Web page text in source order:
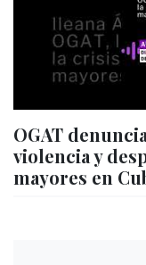
OGAT
violencia y
mayores en